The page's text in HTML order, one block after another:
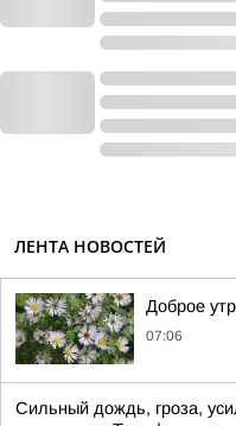
ЛЕНТА НОВОСТЕЙ
Доброе
07:06
Сильный дождь, гроза,